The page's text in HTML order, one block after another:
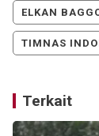
ELKAN
TIMNAS
Terkait